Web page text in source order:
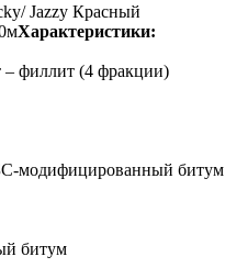
Jazzy Красный
Характеристики:
– филлит (4 фракции)
модифицированный битум
битум